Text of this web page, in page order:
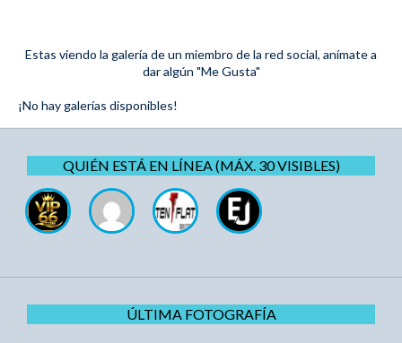
Estas viendo la galería de un miembro de la red social, anímate a
dar algún "Me Gusta"
¡No hay galerías disponibles!
QUIÉN ESTÁ EN LÍNEA (MÁX. 30 VISIBLES)
ÚLTIMA FOTOGRAFÍA